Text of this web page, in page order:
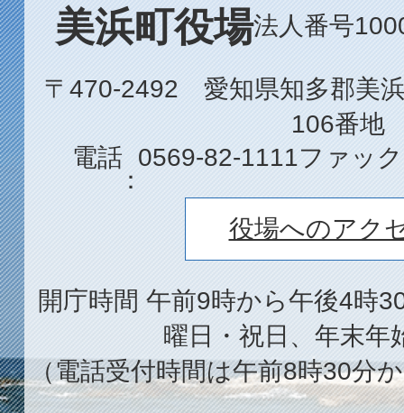
美浜町役場法人番号
〒470-2492 愛知県知多郡美
106番地
電話
0569-82-1111ファッ
役場へのアク
開庁時間 午前9時から午後4時
曜日・祝日、年末年
（電話受付時間は午前8時30分